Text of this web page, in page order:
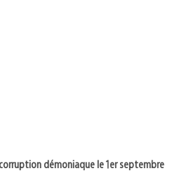
démoniaque le 1er septembre